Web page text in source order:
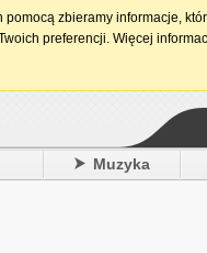
15.
Muzyka
zbieramy informacje,
preferencji. Więcej